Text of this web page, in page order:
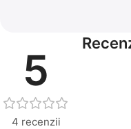
5
4 recenzii